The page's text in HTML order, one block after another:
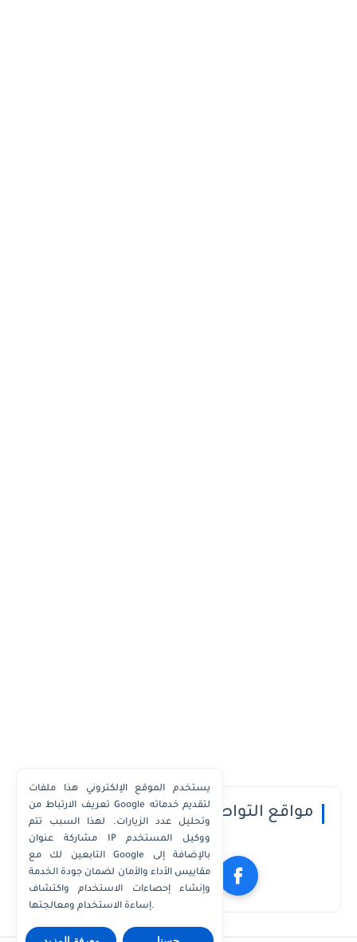
مواقع التواصل الاجتماعي
يستخدم الموقع الإلكتروني هذا ملفات
تعريف الارتباط من Google لتقديم خدماته
وتحليل عدد الزيارات. لهذا السبب تتم
مشاركة عنوان IP ووكيل المستخدم
التابعين لك مع Google بالإضافة إلى
مقاييس الأداء والأمان لضمان جودة الخدمة
وإنشاء إحصاءات الاستخدام واكتشاف
إساءة الاستخدام ومعالجتها.